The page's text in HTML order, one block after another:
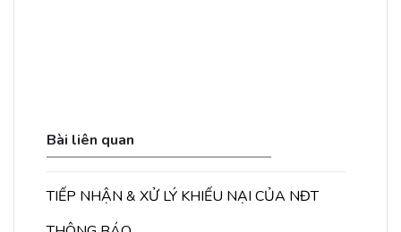
Bài liên quan
TIẾP NHẬN & XỬ LÝ KHIẾU NẠI CỦA NĐT